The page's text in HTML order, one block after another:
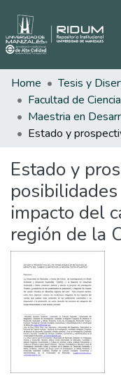
Home
Tesis y
Estado y
impacto del
región de la